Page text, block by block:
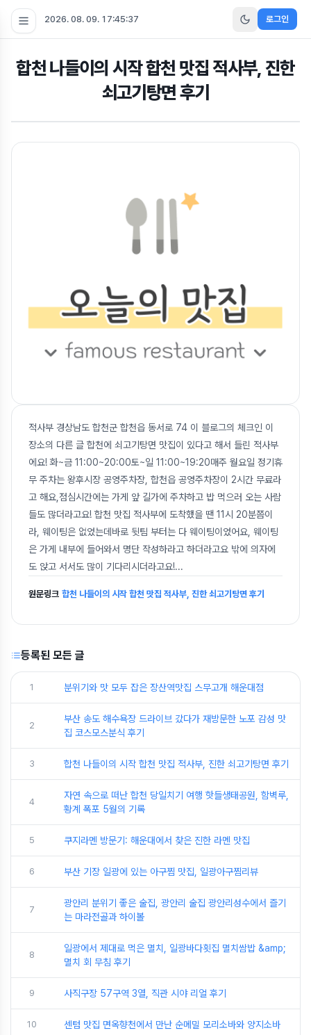
2026. 08. 09. 17:45:37 로그인
합천 나들이의 시작 합천 맛집 적사부, 진한
쇠고기탕면 후기
적사부 경상남도 합천군 합천읍 동서로 74 이 블로그의 체크인 이
장소의 다른 글 합천에 쇠고기탕면 맛집이 있다고 해서 들린 적사부
에요! 화~금 11:00~20:00토~일 11:00~19:20매주 월요일 정기휴
무 주차는 왕후시장 공영주차장, 합천읍 공영주차장이 2시간 무료라
고 해요,점심시간에는 가게 앞 길가에 주차하고 밥 먹으러 오는 사람
들도 많더라고요! 합천 맛집 적사부에 도착했을 땐 11시 20분쯤이
라, 웨이팅은 없었는데바로 뒷팀 부터는 다 웨이팅이었어요, 웨이팅
은 가게 내부에 들어와서 명단 작성하라고 하더라고요 밖에 의자에
도 앉고 서서도 많이 기다리시더라고요!...
원문링크 합천 나들이의 시작 합천 맛집 적사부, 진한 쇠고기탕면 후기
등록된 모든 글
1 분위기와 맛 모두 잡은 장산역맛집 스무고개 해운대점
2
부산 송도 해수욕장 드라이브 갔다가 재방문한 노포 감성 맛
집 코스모스분식 후기
3 합천 나들이의 시작 합천 맛집 적사부, 진한 쇠고기탕면 후기
4
자연 속으로 떠난 합천 당일치기 여행 핫들생태공원, 함벽루,
황계 폭포 5월의 기록
5 쿠지라멘 방문기: 해운대에서 찾은 진한 라멘 맛집
6 부산 기장 일광에 있는 아구찜 맛집, 일광아구찜리뷰
7
광안리 분위기 좋은 술집, 광안리 술집 광안리성수에서 즐기
는 마라전골과 하이볼
8
일광에서 제대로 먹은 멸치, 일광바다횟집 멸치쌈밥 &amp;
멸치 회 무침 후기
9 사직구장 57구역 3열, 직관 시야 리얼 후기
10 센텀 맛집 면옥향천에서 만난 순메밀 모리소바와 양지소바